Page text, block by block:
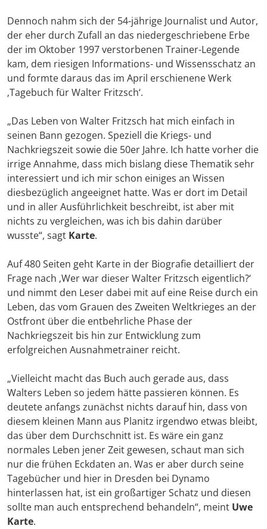
Dennoch nahm sich der 54-jährige Journalist und Autor,
der eher durch Zufall an das niedergeschriebene Erbe
der im Oktober 1997 verstorbenen Trainer-Legende
kam, dem riesigen Informations- und Wissensschatz an
und formte daraus das im April erschienene Werk
‚Tagebuch für Walter Fritzsch‘.
„Das Leben von Walter Fritzsch hat mich einfach in
seinen Bann gezogen. Speziell die Kriegs- und
Nachkriegszeit sowie die 50er Jahre. Ich hatte vorher die
irrige Annahme, dass mich bislang diese Thematik sehr
interessiert und ich mir schon einiges an Wissen
diesbezüglich angeeignet hatte. Was er dort im Detail
und in aller Ausführlichkeit beschreibt, ist aber mit
nichts zu vergleichen, was ich bis dahin darüber
wusste“, sagt Karte.
Auf 480 Seiten geht Karte in der Biografie detailliert der
Frage nach ‚Wer war dieser Walter Fritzsch eigentlich?‘
und nimmt den Leser dabei mit auf eine Reise durch ein
Leben, das vom Grauen des Zweiten Weltkrieges an der
Ostfront über die entbehrliche Phase der
Nachkriegszeit bis hin zur Entwicklung zum
erfolgreichen Ausnahmetrainer reicht.
„Vielleicht macht das Buch auch gerade aus, dass
Walters Leben so jedem hätte passieren können. Es
deutete anfangs zunächst nichts darauf hin, dass von
diesem kleinen Mann aus Planitz irgendwo etwas bleibt,
das über dem Durchschnitt ist. Es wäre ein ganz
normales Leben jener Zeit gewesen, schaut man sich
nur die frühen Eckdaten an. Was er aber durch seine
Tagebücher und hier in Dresden bei Dynamo
hinterlassen hat, ist ein großartiger Schatz und diesen
sollte man auch entsprechend behandeln“, meint Uwe
Karte.